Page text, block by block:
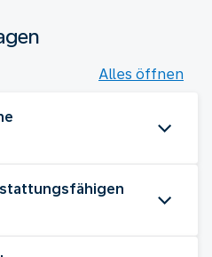
Alles öffnen